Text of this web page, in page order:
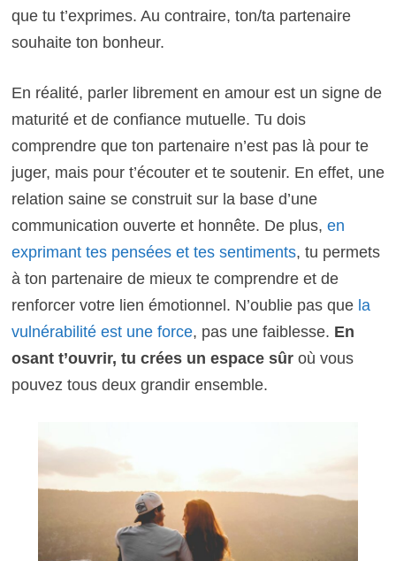
que tu t’exprimes. Au contraire, ton/ta partenaire
souhaite ton bonheur.
En réalité, parler librement en amour est un signe de
maturité et de confiance mutuelle. Tu dois
comprendre que ton partenaire n’est pas là pour te
juger, mais pour t’écouter et te soutenir. En effet, une
relation saine se construit sur la base d’une
communication ouverte et honnête. De plus, en
exprimant tes pensées et tes sentiments, tu permets
à ton partenaire de mieux te comprendre et de
renforcer votre lien émotionnel. N’oublie pas que la
vulnérabilité est une force, pas une faiblesse. En
osant t’ouvrir, tu crées un espace sûroù vous
pouvez tous deux grandir ensemble.